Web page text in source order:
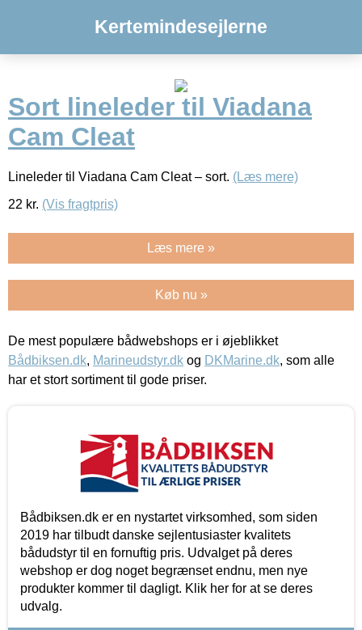
Kertemindesejlerne
Sort lineleder til Viadana
Cam Cleat
Lineleder til Viadana Cam Cleat – sort. (Læs mere)
22 kr. (Vis fragtpris)
Læs mere »
Køb nu »
De mest populære bådwebshops er i øjeblikket
Bådbiksen.dk, Marineudstyr.dk og DKMarine.dk, som alle
har et stort sortiment til gode priser.
Bådbiksen.dk er en nystartet virksomhed, som siden
2019 har tilbudt danske sejlentusiaster kvalitets
bådudstyr til en fornuftig pris. Udvalget på deres
webshop er dog noget begrænset endnu, men nye
produkter kommer til dagligt. Klik her for at se deres
udvalg.